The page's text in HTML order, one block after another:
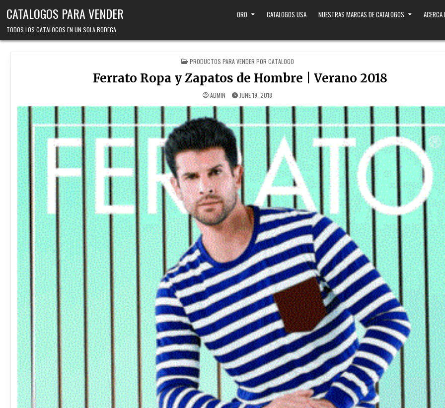
CATALOGOS PARA VENDER
TODOS LOS CATALOGOS EN UN SOLA BODEGA
ORO CATALOGOS USA NUESTRAS MARCAS DE CATALOGOS
POSTED
IN
PRODUCTOS PARA VENDER POR CATALOGO
Ferrato Ropa y Zapatos de Hombre | Verano 2018
ADMIN JUNE 19, 2018